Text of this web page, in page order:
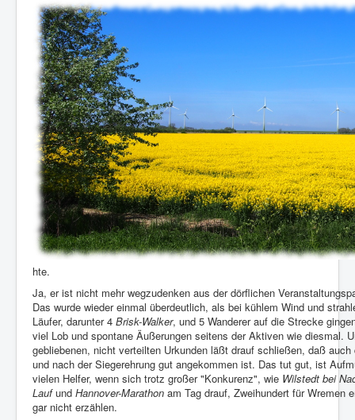
hte.
Ja, er ist nicht mehr wegzudenken aus der dörflichen
Das wurde wieder einmal überdeutlich, als bei kühlem Wind und
Läufer, darunter 4 Brisk-Walker, und 5 Wanderer auf die Strecke
viel Lob und spontane Äußerungen seitens der Aktiven wie diesmal.
gebliebenen, nicht verteilten Urkunden läßt drauf schließen, daß
und nach der Siegerehrung gut angekommen ist. Das tut gut, ist
vielen Helfer, wenn sich trotz großer "Konkurenz", wie Wilstedt bei
Laufund Hannover-Marathon am Tag drauf, Zweihundert für Wremen
gar nicht erzählen.